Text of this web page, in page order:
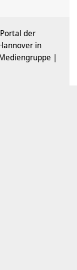
der
in
|